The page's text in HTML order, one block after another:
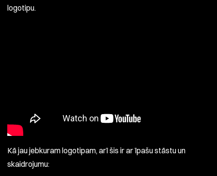
logotipu.
Kā jau jebkuram logotipam, arī šis ir ar īpašu stāstu un
skaidrojumu: